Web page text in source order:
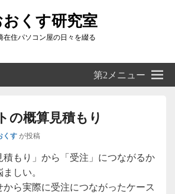
おくす研究室
在住パソコン屋の日々を綴る
第2メニュー
の概算見積もり
くすが投稿
積もり」から「受注」につながるか
しい。
ら実際に受注につながったケース